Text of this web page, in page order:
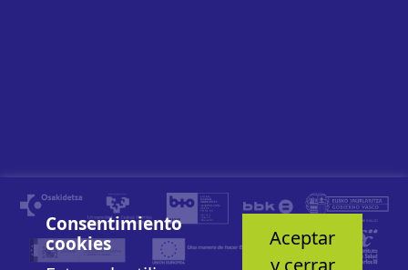
Consentimiento
cookies
Aceptar
y cerrar